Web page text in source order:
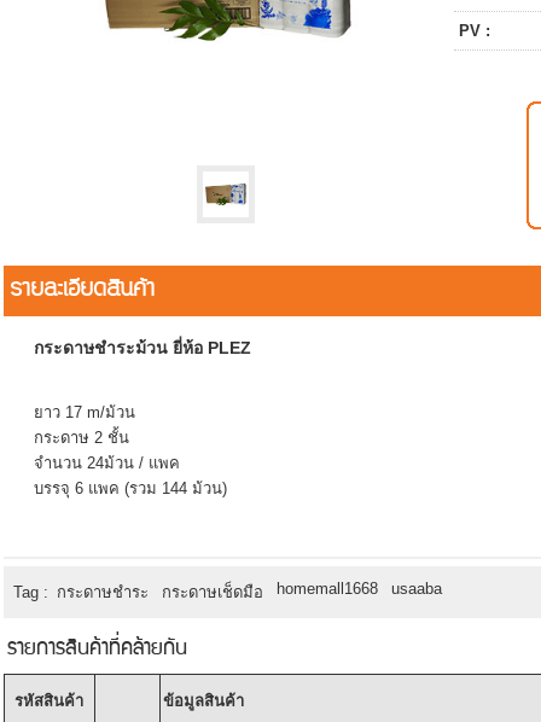
PV :
รายละเอียดสินค้า
กระดาษชำระม้วน ยี่ห้อ PLEZ
ยาว 17 m/ม้วน
กระดาษ 2 ชั้น
จำนวน 24ม้วน / แพค
บรรจุ 6 แพค (รวม 144 ม้วน)
Tag : กระดาษชำระ กระดาษเช็ดมือ homemall1668 usaaba
รายการสินค้าที่คล้ายกัน
รหัสสินค้า ข้อมูลสินค้า